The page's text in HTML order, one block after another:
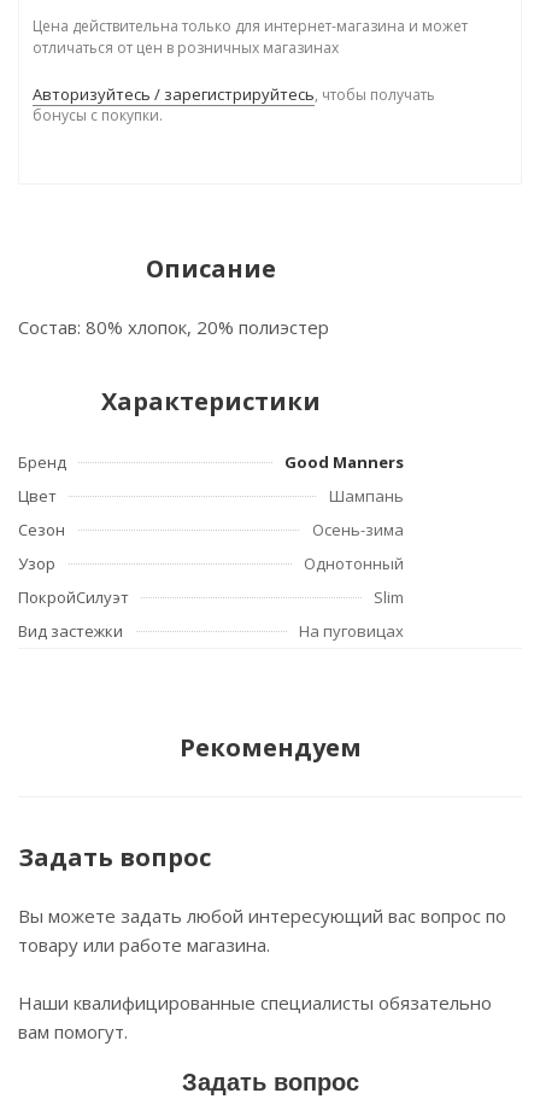
Цена действительна только для интернет-магазина и может
отличаться от цен в розничных магазинах
Авторизуйтесь / зарегистрируйтесь, чтобы получать
бонусы с покупки.
Описание
Состав: 80% хлопок, 20% полиэстер
Характеристики
Бренд
Good Manners
Цвет
Шампань
Сезон
Осень-зима
Узор
Однотонный
ПокройСилуэт
Slim
Вид застежки
На пуговицах
Рекомендуем
Задать вопрос
Вы можете задать любой интересующий вас вопрос по
товару или работе магазина.
Наши квалифицированные специалисты обязательно
вам помогут.
Задать вопрос